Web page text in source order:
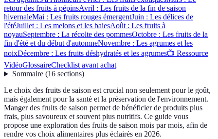
retour des fruits à pépinsAvril : Les fruits de la fin de saison
hivernaleMai : Les fruits rouges émergentJuin : Les délices de
l'étéJuillet : Les melons et les baiesAoût : Les fruits à
noyauSeptembre : La récolte des pommesOctobre : Les fruits de la
fin d'été et du début d'automneNovembre : Les agrumes et les
noixDécembre : Les fruits déshydratés et les agrumes📺 Ressource
VidéoGlossaireChecklist avant achat
Sommaire(16 sections)
Le choix des fruits de saison est crucial non seulement pour le goût,
mais également pour la santé et la préservation de l'environnement.
Manger des fruits de saison permet de bénéficier de produits plus
frais, plus savoureux et souvent plus nutritifs. Ce guide vous
propose une exploration des fruits de saison mois par mois, afin de
rendre vos choix alimentaires plus éclairés en 2026.